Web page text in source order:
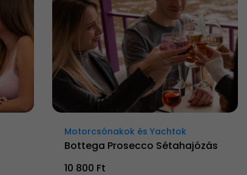
Motorcsónakok és Yachtok
Bottega Prosecco Sétahajózás
10 800 Ft